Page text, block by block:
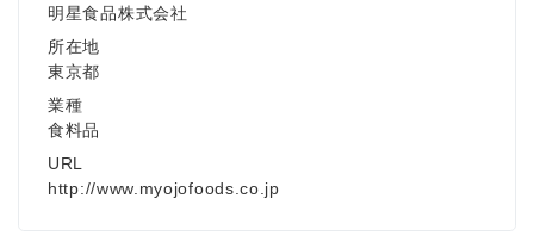
明星食品株式会社
所在地
東京都
業種
食料品
URL
http://www.myojofoods.co.jp